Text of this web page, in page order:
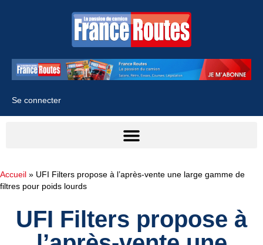
Se connecter
Accueil » UFI Filters propose à l’après-vente une large gamme de
filtres pour poids lourds
UFI Filters propose à